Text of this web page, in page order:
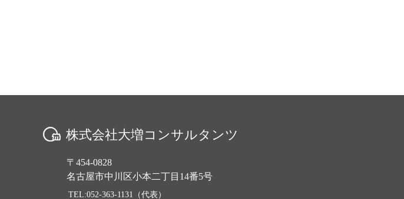
株式会社大増コンサルタンツ
〒454-0828
名古屋市中川区小本二丁目14番5号
TEL:052-363-1131（代表）